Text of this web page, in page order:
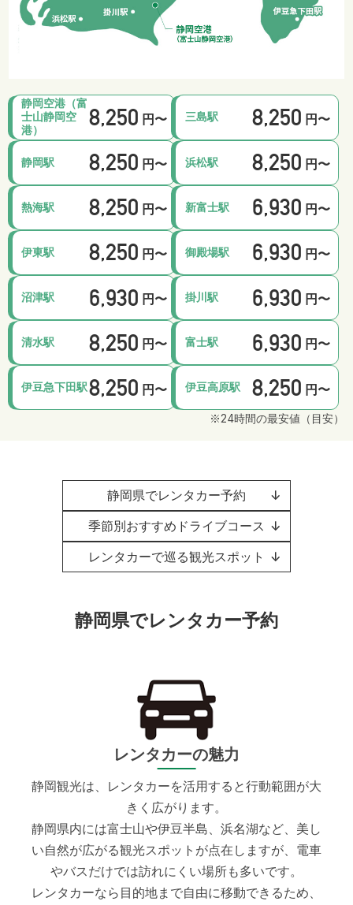
静岡空港（富
士山静岡空
港）
8,250 円〜 三島駅 8,250 円〜
静岡駅 8,250 円〜 浜松駅 8,250 円〜
熱海駅 8,250 円〜 新富士駅 6,930 円〜
伊東駅 8,250 円〜 御殿場駅 6,930 円〜
沼津駅 6,930 円〜 掛川駅 6,930 円〜
清水駅 8,250 円〜 富士駅 6,930 円〜
伊豆急下田駅8,250 円〜 伊豆高原駅 8,250 円〜
※24時間の最安値（目安）
静岡県でレンタカー予約
↓
季節別おすすめドライブコース ↓
レンタカーで巡る観光スポット ↓
静岡県でレンタカー予約
レンタカーの魅力
静岡観光は、レンタカーを活用すると行動範囲が大
きく広がります。
静岡県内には富士山や伊豆半島、浜名湖など、美し
い自然が広がる観光スポットが点在しますが、電車
やバスだけでは訪れにくい場所も多いです。
レンタカーなら目的地まで自由に移動できるため、